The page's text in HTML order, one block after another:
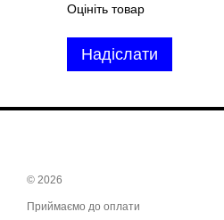
Оцініть товар
Надіслати
© 2026
Приймаємо до оплати